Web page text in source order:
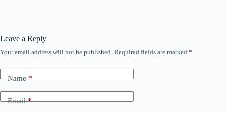
Leave a Reply
Your email address will not be published. Required fields are marked *
Name*
Email*